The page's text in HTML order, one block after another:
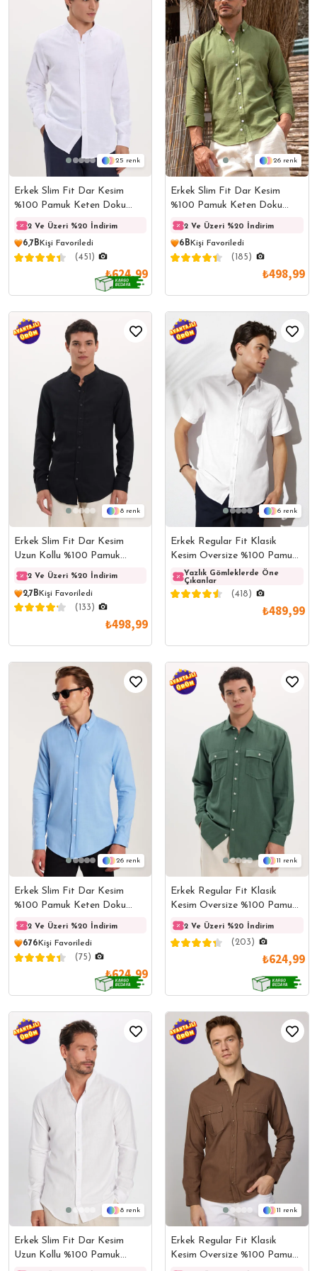
25
Erkek Slim Fit Dar Kesim
%100 Pamuk Keten Doku
Düğmeli Yaka Beyaz Gömlek
2 Ve Üzeri %20 İndirim 2 Ve Üzeri %20 İndirim
6,7B Kişi Favoriledi
(451)
₺624,99
26
Erkek Slim Fit Dar Kesim
%100 Pamuk Keten Doku
Düğmeli Yaka Haki Gömlek
2 Ve Üzeri %20 İndirim
6B Kişi Favoriledi
(185)
₺498,99
8
Erkek Slim Fit Dar Kesim
Uzun Kollu %100 Pamuk
Keten Doku Hakim Yaka
Siyah Gömlek
2 Ve Üzeri %20 İndirim 2 Ve Üzeri %20 İndirim
2,7B Kişi Favoriledi
(133)
₺498,99
6
Erkek Regular Fit Klasik
Kesim Oversize %100 Pamuk
Keten Doku Cepli Beyaz
Gömlek
Yazlık Gömleklerde Öne
Çıkanlar
(418)
₺489,99
26
Erkek Slim Fit Dar Kesim
%100 Pamuk Keten Doku
Düğmeli Yaka Mavi Gömlek
2 Ve Üzeri %20 İndirim 2 Ve Üzeri %20 İndirim
676 Kişi Favoriledi
(75)
₺624,99
11
Erkek Regular Fit Klasik
Kesim Oversize %100 Pamuk
Keten Doku Çift Cep Haki
Gömlek
2 Ve Üzeri %20 İndirim
(203)
₺624,99
8
Erkek Slim Fit Dar Kesim
Uzun Kollu %100 Pamuk
11
Erkek Regular Fit Klasik
Kesim Oversize %100 Pamuk